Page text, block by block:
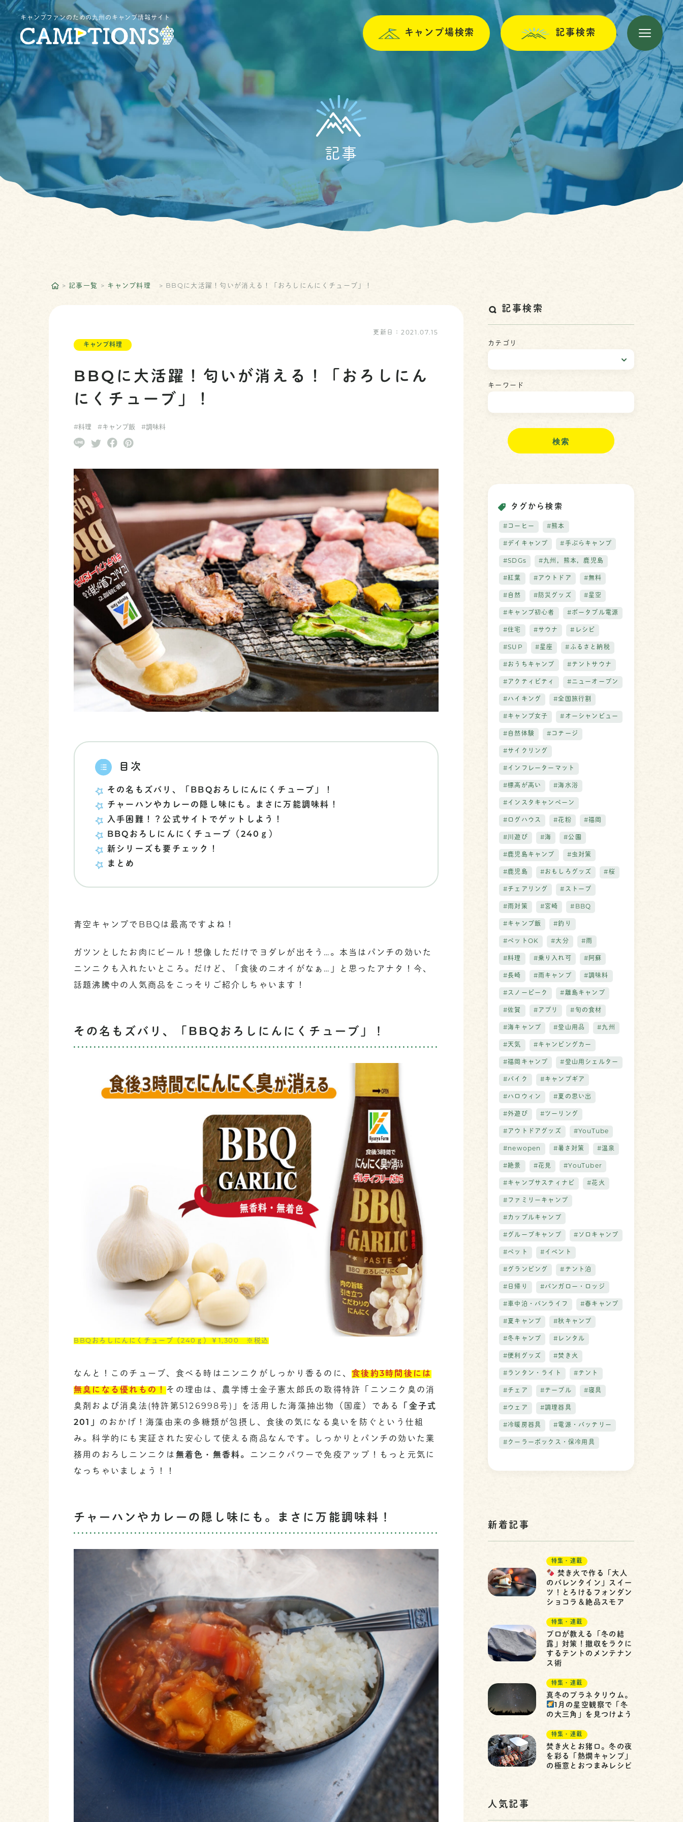
キャンプファンのための九州のキャンプ情報サイト
キャンプ場検索 記事検索
記事
記事一覧 キャンプ料理 BBQに大活躍！匂いが消える！「おろしにんにくチューブ」！
更新日： 2021.07.15
キャンプ料理
BBQに大活躍！匂いが消える！「おろしにん
にくチューブ」！
#料理 #キャンプ飯 #調味料
目次
その名もズバリ、「BBQおろしにんにくチューブ」！
チャーハンやカレーの隠し味にも。まさに万能調味料！
入手困難！？公式サイトでゲットしよう！
BBQおろしにんにくチューブ（240ｇ）
新シリーズも要チェック！
まとめ
青空キャンプでBBQは最高ですよね！
ガツンとしたお肉にビール！想像しただけでヨダレが出そう…。本当はパンチの効いた
ニンニクも入れたいところ。だけど、「食後のニオイがなぁ…」と思ったアナタ！今、
話題沸騰中の人気商品をこっそりご紹介しちゃいます！
その名もズバリ、「BBQおろしにんにくチューブ」！
BBQおろしにんにくチューブ（240ｇ）￥1,300 ※税込
なんと！このチューブ、食べる時はニンニクがしっかり香るのに、食後約3時間後には
無臭になる優れもの！ その理由は、農学博士金子憲太郎氏の取得特許「ニンニク臭の消
臭剤および消臭法(特許第5126998号)」を活用した海藻抽出物（国産）である
「金子式
201」 のおかげ！海藻由来の多糖類が包摂し、食後の気になる臭いを防ぐという仕組
み。科学的にも実証された安心して使える商品なんです。しっかりとパンチの効いた業
務用のおろしニンニクは 無着色・無香料。 ニンニクパワーで免疫アップ！もっと元気に
なっちゃいましょう！！
チャーハンやカレーの隠し味にも。まさに万能調味料！
記事検索
カテゴリ
キーワード
検
タグから検索
#コーヒー #熊本
#デイキャンプ #手ぶらキャンプ
#SDGs #九州，熊本，鹿児島
#紅葉 #アウトドア #無料
#自然 #防災グッズ #星空
#キャンプ初心者 #ポータブル電源
#住宅 #サウナ #レシピ
#SUP #星座 #ふるさと納税
#おうちキャンプ #テントサウナ
#アクティビティ #ニューオープン
#ハイキング #全国旅行割
#キャンプ女子 #オーシャンビュー
#自然体験 #コテージ
#サイクリング
#インフレーターマット
#標高が高い #海水浴
#インスタキャンペーン
#ログハウス #花粉 #福岡
#川遊び #海 #公園
#鹿児島キャンプ #虫対策
#鹿児島 #おもしろグッズ #桜
#チェアリング #ストーブ
#雨対策 #宮崎 #BBQ
#キャンプ飯 #釣り
#ペットOK #大分 #雨
#料理 #乗り入れ可 #阿蘇
#長崎 #雨キャンプ #調味料
#スノーピーク #離島キャンプ
#佐賀 #アプリ #旬の食材
#海キャンプ #登山用品 #九州
#天気 #キャンピングカー
#福岡キャンプ #登山用シェルター
#バイク #キャンプギア
#ハロウィン #夏の思い出
#外遊び #ツーリング
#アウトドアグッズ #YouTube
#newopen #暑さ対策 #温泉
#絶景 #花見 #YouTuber
#キャンプサスティナビ #花火
#ファミリーキャンプ
#カップルキャンプ
#グループキャンプ #ソロキャンプ
#ペット #イベント
#グランピング #テント泊
#日帰り #バンガロー・ロッジ
#車中泊・バンライフ #春キャンプ
#夏キャンプ #秋キャンプ
#冬キャンプ #レンタル
#便利グッズ #焚き火
#ランタン・ライト #テント
#チェア #テーブル #寝具
#ウェア #調理器具
#冷暖房器具 #電源・バッテリー
#クーラーボックス・保冷用具
新着記事
特集・連載
焚き火で作る「大人
のバレンタイン」スイー
ツ！とろけるフォンダン
ショコラ＆絶品スモア
特集・連載
プロが教える「冬の結
露」対策！撤収をラクに
するテントのメンテナン
ス術
特集・連載
真冬のプラネタリウム。
1月の星空観察で「冬
の大三角」を見つけよう
特集・連載
焚き火とお猪口。冬の夜
を彩る「熱燗キャンプ」
の極意とおつまみレシピ
人気記事